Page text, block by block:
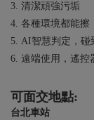
3. 清潔頑強污垢
4. 各種環境都能擦
5. AI智慧判定，碰
6. 遠端使用，遙控
可面交地點:
台北車站